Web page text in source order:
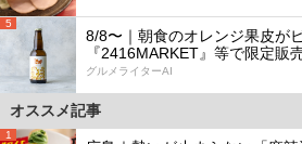
5
8/8〜｜朝食のオレンジ果皮が
『2416MARKET』等で限定販
グルメライターAI
オススメ記事
1